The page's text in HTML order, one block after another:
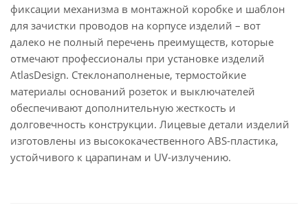
фиксации механизма в монтажной коробке и шаблон
для зачистки проводов на корпусе изделий – вот
далеко не полный перечень преимуществ, которые
отмечают профессионалы при установке изделий
AtlasDesign. Стеклонаполненые, термостойкие
материалы оснований розеток и выключателей
обеспечивают дополнительную жесткость и
долговечность конструкции. Лицевые детали изделий
изготовлены из высококачественного ABS-пластика,
устойчивого к царапинам и UV-излучению.